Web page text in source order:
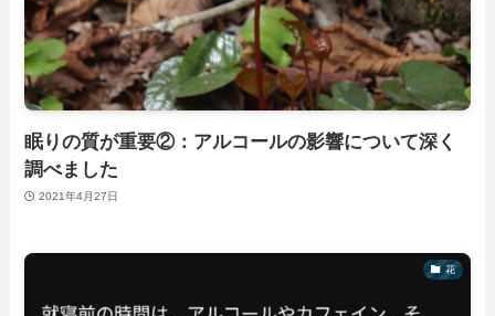
眠りの質が重要②：アルコールの影響について深く
調べました
2021年4月27日
花